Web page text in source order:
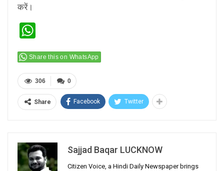
करें।
Share this on WhatsApp
0
306
Share Facebook Twitter
Sajjad Baqar LUCKNOW
Citizen Voice, a Hindi Daily Newspaper brings